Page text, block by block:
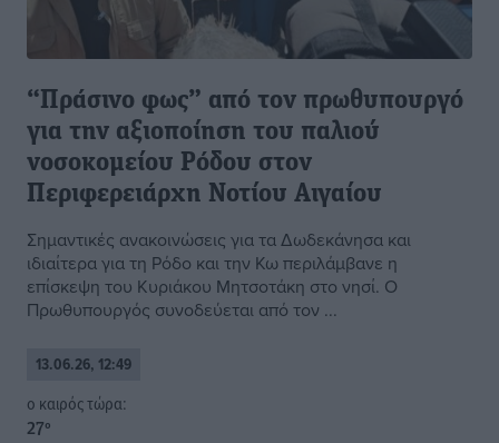
“Πράσινο φως” από τον πρωθυπουργό
για την αξιοποίηση του παλιού
νοσοκομείου Ρόδου στον
Περιφερειάρχη Νοτίου Αιγαίου
Σημαντικές ανακοινώσεις για τα Δωδεκάνησα και
ιδιαίτερα για τη Ρόδο και την Κω περιλάμβανε η
επίσκεψη του Κυριάκου Μητσοτάκη στο νησί. Ο
Πρωθυπουργός συνοδεύεται από τον ...
13.06.26, 12:49
o καιρός τώρα:
27°